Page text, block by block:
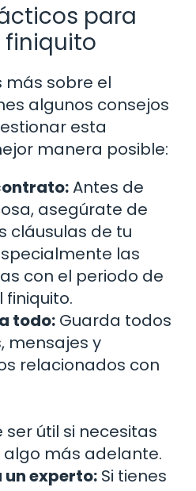
para
más sobre el
algunos consejos
esta
manera posible:
Antes de
asegúrate de
cláusulas de tu
las
con el periodo de
finiquito.
todo: Guarda todos
mensajes y
relacionados con
ser útil si necesitas
más adelante.
un experto: Si tienes